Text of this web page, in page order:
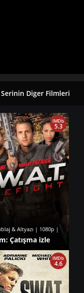
Serinin Diger Filmleri
& Altyazı | 1080p |
Çatışma izle
IMDb
5.3
IMDb
4.6